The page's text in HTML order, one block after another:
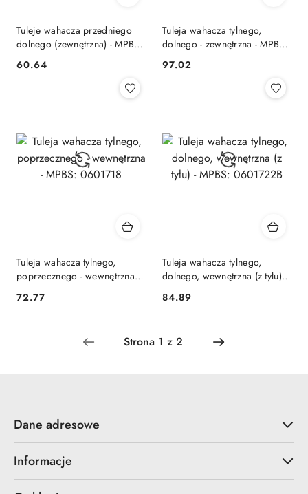
Tuleje wahacza przedniego
dolnego (zewnętrzna) - MPBS:
Cena:
60.64
Tuleja wahacza tylnego,
dolnego - zewnętrzna - MPBS:
Cena:
97.02
Tuleja wahacza tylnego,
poprzecznego - wewnętrzna -
Cena:
72.77
Tuleja wahacza tylnego,
dolnego, wewnętrzna (z tyłu) -
Cena:
84.89
Dane adresowe
Informacje